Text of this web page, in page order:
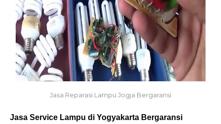
Jasa Reparasi Lampu Jogja Bergaransi
Jasa Service Lampu di Yogyakarta Bergaransi